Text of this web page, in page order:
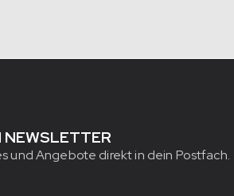
NEWSLETTER
und Angebote direkt in dein Postfach.